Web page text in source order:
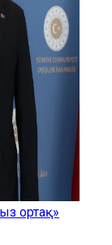
ортақ»